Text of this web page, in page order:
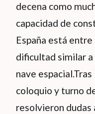
decena como
capacidad de
España está
dificultad similar a
nave
coloquio y turno
resolvieron dudas